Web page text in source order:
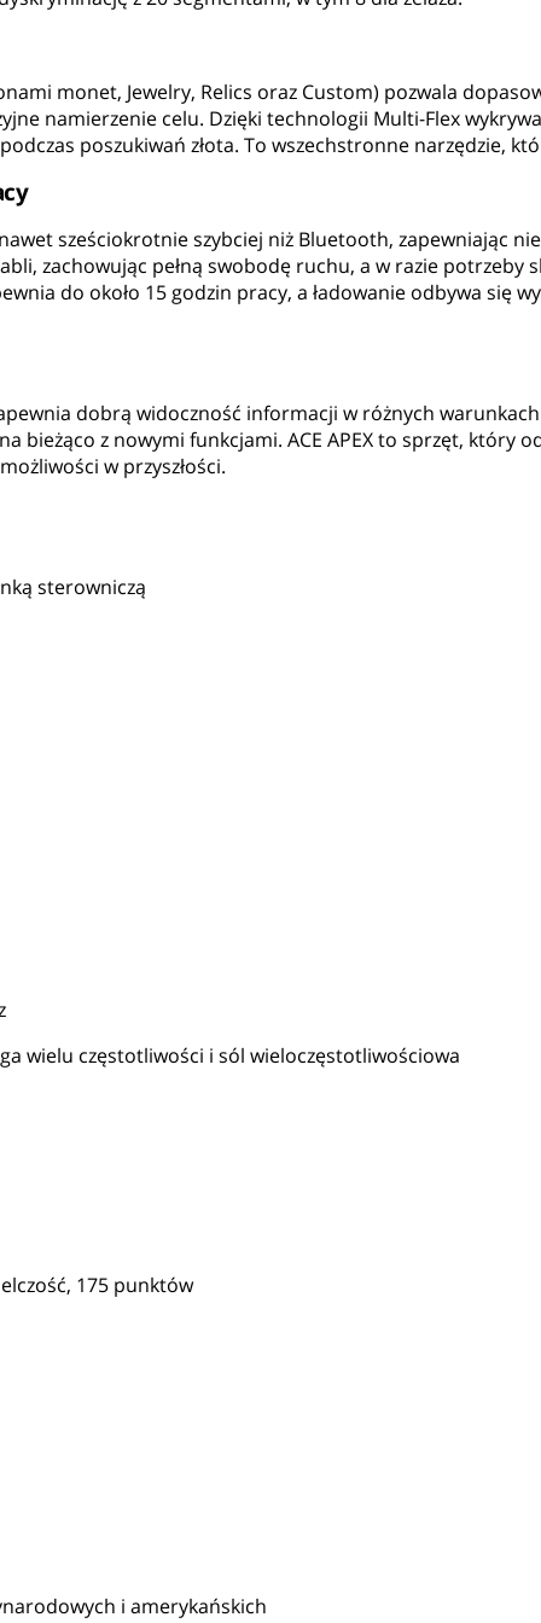
monet, Jewelry, Relics oraz Custom) pozwala
namierzenie celu. Dzięki technologii Multi-Flex
poszukiwań złota. To wszechstronne narzędzie,
sześciokrotnie szybciej niż Bluetooth, zapewniając
zachowując pełną swobodę ruchu, a w razie potrzeby
do około 15 godzin pracy, a ładowanie odbywa się
dobrą widoczność informacji w różnych
bieżąco z nowymi funkcjami. ACE APEX to sprzęt, który
w przyszłości.
sterowniczą
wielu częstotliwości i sól wieloczęstotliwościowa
175 punktów
i amerykańskich